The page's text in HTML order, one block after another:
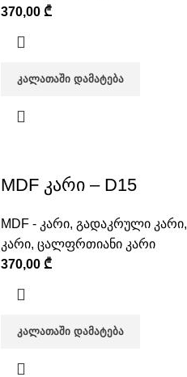
370,00 ₾
ᲙᲐᲚᲐᲗᲐᲨᲘ ᲓᲐᲛᲐᲢᲔᲑᲐ
MDF კარი – D15
MDF - კარი, გადაკრული კარი,
კარი, ცალფრთიანი კარი
370,00 ₾
ᲙᲐᲚᲐᲗᲐᲨᲘ ᲓᲐᲛᲐᲢᲔᲑᲐ